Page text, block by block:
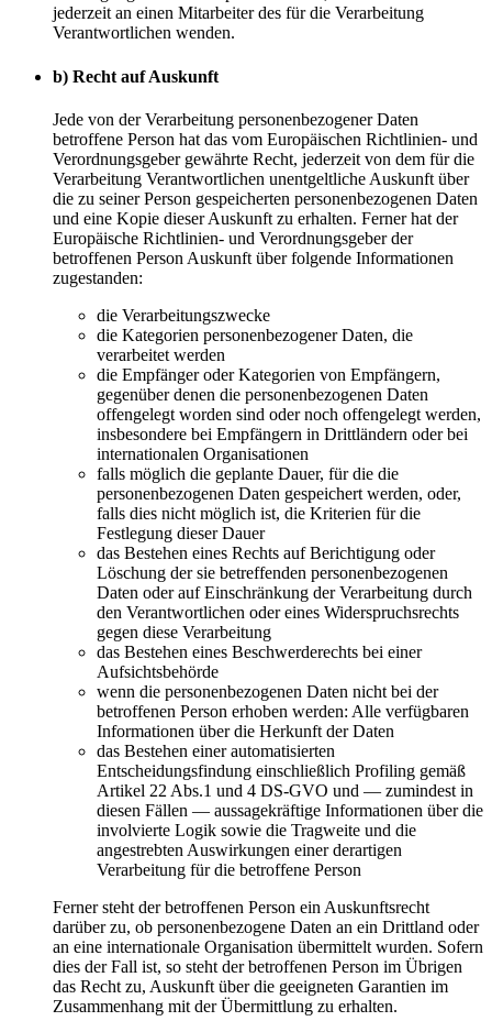
jederzeit an einen Mitarbeiter des für die Verarbeitung
Verantwortlichen wenden.
b) Recht auf Auskunft
Jede von der Verarbeitung personenbezogener Daten
betroffene Person hat das vom Europäischen Richtlinien- und
Verordnungsgeber gewährte Recht, jederzeit von dem für die
Verarbeitung Verantwortlichen unentgeltliche Auskunft über
die zu seiner Person gespeicherten personenbezogenen Daten
und eine Kopie dieser Auskunft zu erhalten. Ferner hat der
Europäische Richtlinien- und Verordnungsgeber der
betroffenen Person Auskunft über folgende Informationen
zugestanden:
die Verarbeitungszwecke
die Kategorien personenbezogener Daten, die
verarbeitet werden
die Empfänger oder Kategorien von Empfängern,
gegenüber denen die personenbezogenen Daten
offengelegt worden sind oder noch offengelegt werden,
insbesondere bei Empfängern in Drittländern oder bei
internationalen Organisationen
falls möglich die geplante Dauer, für die die
personenbezogenen Daten gespeichert werden, oder,
falls dies nicht möglich ist, die Kriterien für die
Festlegung dieser Dauer
das Bestehen eines Rechts auf Berichtigung oder
Löschung der sie betreffenden personenbezogenen
Daten oder auf Einschränkung der Verarbeitung durch
den Verantwortlichen oder eines Widerspruchsrechts
gegen diese Verarbeitung
das Bestehen eines Beschwerderechts bei einer
Aufsichtsbehörde
wenn die personenbezogenen Daten nicht bei der
betroffenen Person erhoben werden: Alle verfügbaren
Informationen über die Herkunft der Daten
das Bestehen einer automatisierten
Entscheidungsfindung einschließlich Profiling gemäß
Artikel 22 Abs.1 und 4 DS-GVO und — zumindest in
diesen Fällen — aussagekräftige Informationen über die
involvierte Logik sowie die Tragweite und die
angestrebten Auswirkungen einer derartigen
Verarbeitung für die betroffene Person
Ferner steht der betroffenen Person ein Auskunftsrecht
darüber zu, ob personenbezogene Daten an ein Drittland oder
an eine internationale Organisation übermittelt wurden. Sofern
dies der Fall ist, so steht der betroffenen Person im Übrigen
das Recht zu, Auskunft über die geeigneten Garantien im
Zusammenhang mit der Übermittlung zu erhalten.